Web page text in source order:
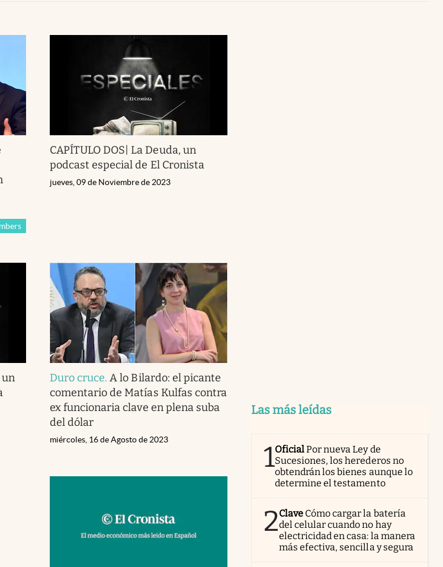
CAPÍTULO DOS| La Deuda, un
podcast especial de El Cronista
jueves, 09 de Noviembre de 2023
un
Duro cruce.A lo Bilardo: el picante
comentario de Matías Kulfas contra
ex funcionaria clave en plena suba
del dólar
miércoles, 16 de Agosto de 2023
Las más leídas
1OficialPor nueva Ley de
Sucesiones, los herederos no
obtendrán los bienes aunque lo
determine el testamento
2Clave Cómo cargar la batería
del celular cuando no hay
electricidad en casa: la manera
más efectiva, sencilla y segura